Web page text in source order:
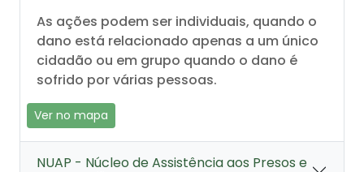
As ações podem ser individuais, quando o
dano está relacionado apenas a um único
cidadão ou em grupo quando o dano é
sofrido por várias pessoas.
Ver no mapa
NUAP - Núcleo de Assistência aos Presos e